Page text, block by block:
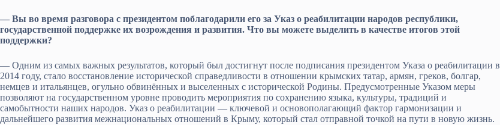
— Вы во время разговора с президентом поблагодарили его за Указ о реабилитации народов республики,
государственной поддержке их возрождения и развития. Что вы можете выделить в качестве итогов этой
поддержки?
— Одним из самых важных результатов, который был достигнут после подписания президентом Указа о реабилитации в
2014 году, стало восстановление исторической справедливости в отношении крымских татар, армян, греков, болгар,
немцев и итальянцев, огульно обвинённых и выселенных с исторической Родины. Предусмотренные Указом меры
позволяют на государственном уровне проводить мероприятия по сохранению языка, культуры, традиций и
самобытности наших народов. Указ о реабилитации — ключевой и основополагающий фактор гармонизации и
дальнейшего развития межнациональных отношений в Крыму, который стал отправной точкой на пути в новую жизнь.